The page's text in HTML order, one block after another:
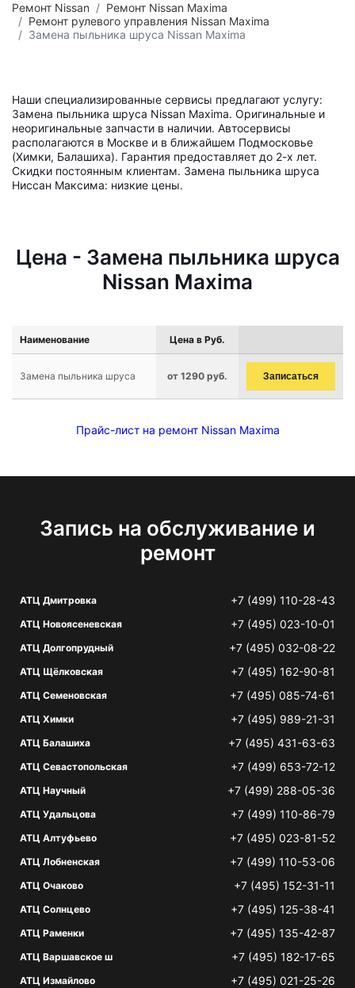
Ремонт Nissan
Ремонт Nissan Maxima
Ремонт рулевого управления Nissan Maxima
Замена пыльника шруса Nissan Maxima
Наши специализированные сервисы предлагают услугу:
Замена пыльника шруса Nissan Maxima. Оригинальные и
неоригинальные запчасти в наличии. Автосервисы
располагаются в Москве и в ближайшем Подмосковье
(Химки, Балашиха). Гарантия предоставляет до 2-х лет.
Скидки постоянным клиентам. Замена пыльника шруса
Ниссан Максима: низкие цены.
Цена - Замена пыльника шруса
Nissan Maxima
Наименование Цена в Руб.
Замена пыльника шруса от 1290 руб. Записаться
Прайс-лист на ремонт Nissan Maxima
Запись на обслуживание и
ремонт
АТЦ Дмитровка +7 (499) 110-28-43
АТЦ Новоясеневская +7 (495) 023-10-01
АТЦ Долгопрудный +7 (495) 032-08-22
АТЦ Щёлковская +7 (495) 162-90-81
АТЦ Семеновская +7 (495) 085-74-61
АТЦ Химки +7 (495) 989-21-31
АТЦ Балашиха +7 (495) 431-63-63
АТЦ Севастопольская +7 (499) 653-72-12
АТЦ Научный +7 (499) 288-05-36
АТЦ Удальцова +7 (499) 110-86-79
АТЦ Алтуфьево +7 (495) 023-81-52
АТЦ Лобненская +7 (499) 110-53-06
АТЦ Очаково +7 (495) 152-31-11
АТЦ Солнцево +7 (495) 125-38-41
АТЦ Раменки +7 (495) 135-42-87
АТЦ Варшавское ш +7 (495) 182-17-65
АТЦ Измайлово +7 (495) 021-25-26